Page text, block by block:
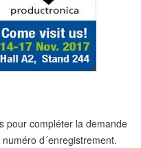
pour compléter la demande
d´enregistrement.